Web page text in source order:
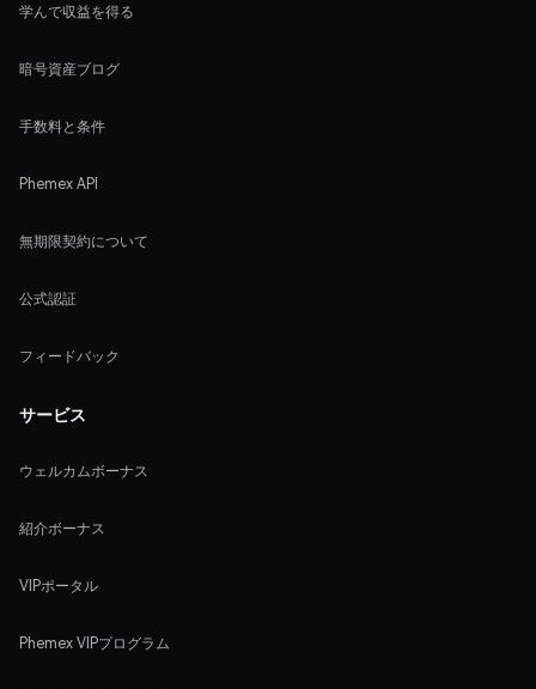
学んで収益を得る
暗号資産ブログ
手数料と条件
Phemex API
無期限契約について
公式認証
フィードバック
サービス
ウェルカムボーナス
紹介ボーナス
VIPポータル
Phemex VIPプログラム